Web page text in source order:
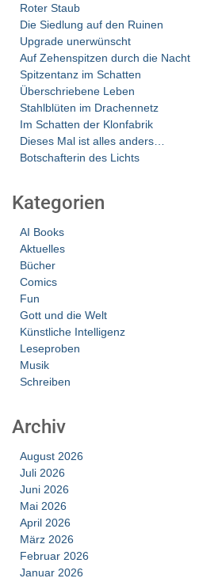
Roter Staub
Die Siedlung auf den Ruinen
Upgrade unerwünscht
Auf Zehenspitzen durch die Nacht
Spitzentanz im Schatten
Überschriebene Leben
Stahlblüten im Drachennetz
Im Schatten der Klonfabrik
Dieses Mal ist alles anders…
Botschafterin des Lichts
Kategorien
AI Books
Aktuelles
Bücher
Comics
Fun
Gott und die Welt
Künstliche Intelligenz
Leseproben
Musik
Schreiben
Archiv
August 2026
Juli 2026
Juni 2026
Mai 2026
April 2026
März 2026
Februar 2026
Januar 2026